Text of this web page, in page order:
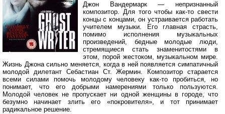
Джон Вандермарк — непризнанный
композитор. Для того чтобы как-то свести
концы с концами, он устраивается работать
учителем музыки. Его главная страсть,
помимо исполнения музыкальных
произведений, бедные молодые люди,
стремящиеся стать знаменитостями в
этом, порой жестоком, музыкальном мире.
Жизнь Джона сильно меняется, когда в ней появляется симпатичный
молодой дилетант Себастиан Ст. Жермин. Композитор старается
всеми силами помочь молодому человеку как-то пробиться, но
понимает, что его добрыми намерениями только пользуются.
Молодой человек не пропускает ни одной женщины в городе, что
безумно начинает злить его «покровителя», и тот принимает
радикальное решение.